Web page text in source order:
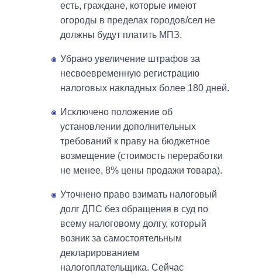
есть, граждане, которые имеют
огороды в пределах городов/сел не
должны будут платить МПЗ.
Убрано увеличение штрафов за
несвоевременную регистрацию
налоговых накладных более 180 дней.
Исключено положение об
установлении дополнительных
требований к праву на бюджетное
возмещение (стоимость переработки
не менее, 8% цены продажи товара).
Уточнено право взимать налоговый
долг ДПС без обращения в суд по
всему налоговому долгу, который
возник за самостоятельным
декларированием
налогоплательщика. Сейчас